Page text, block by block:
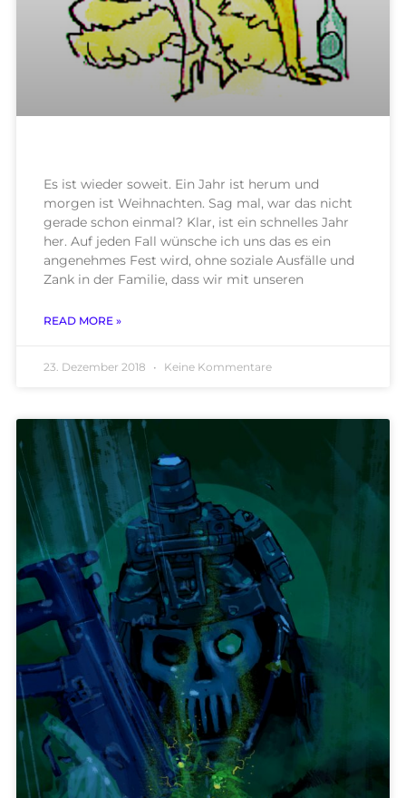
Es ist wieder soweit. Ein Jahr ist herum und
morgen ist Weihnachten. Sag mal, war das nicht
gerade schon einmal? Klar, ist ein schnelles Jahr
her. Auf jeden Fall wünsche ich uns das es ein
angenehmes Fest wird, ohne soziale Ausfälle und
Zank in der Familie, dass wir mit unseren
READ MORE »
23. Dezember 2018 Keine Kommentare